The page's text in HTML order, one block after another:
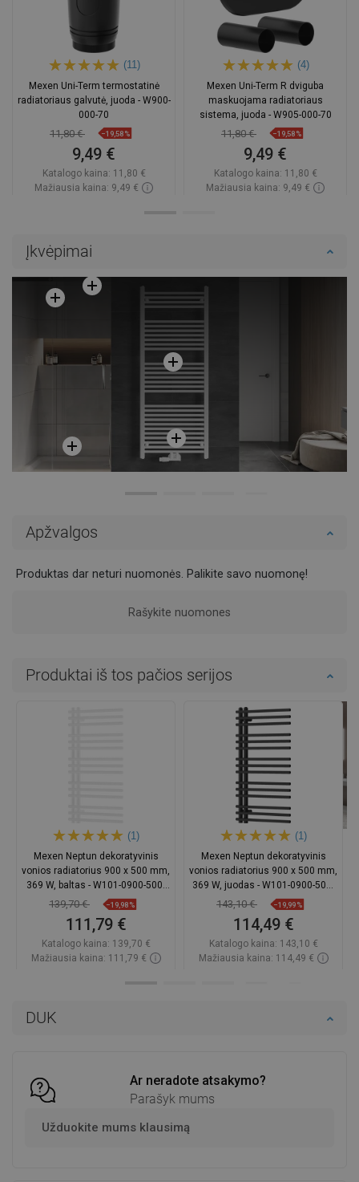
(11)
Mexen Uni-Term termostatinė
radiatoriaus galvutė, juoda - W900-
000-70
11,80 € −19,58%
9,49 €
Katalogo kaina: 11,80 €
Mažiausia kaina: 9,49 €
(4)
Mexen Uni-Term R dviguba
maskuojama radiatoriaus
sistema, juoda - W905-000-70
11,80 € −19,58%
9,49 €
Katalogo kaina: 11,80 €
Mažiausia kaina: 9,49 €
Įkvėpimai
DUK
Ar neradote atsakymo?
Parašyk mums
Užduokite mums klausimą
Apžvalgos
Produktas dar neturi nuomonės. Palikite savo nuomonę!
Rašykite nuomones
Produktai iš tos pačios serijos
(1)
Mexen Neptun dekoratyvinis
vonios radiatorius 900 x 500 mm,
369 W, baltas - W101-0900-500-
00-20
139,70 € −19,98%
111,79 €
Katalogo kaina: 139,70 €
Mažiausia kaina: 111,79 €
(1)
Mexen Neptun dekoratyvinis
vonios radiatorius 900 x 500 mm,
369 W, juodas - W101-0900-500-
00-70
143,10 € −19,99%
114,49 €
Katalogo kaina: 143,10 €
Mažiausia kaina: 114,49 €